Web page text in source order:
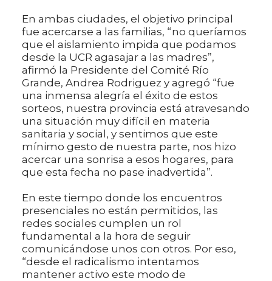
En ambas ciudades, el objetivo principal
fue acercarse a las familias, “no queríamos
que el aislamiento impida que podamos
desde la UCR agasajar a las madres”,
afirmó la Presidente del Comité Río
Grande, Andrea Rodriguez y agregó “fue
una inmensa alegría el éxito de estos
sorteos, nuestra provincia está atravesando
una situación muy difícil en materia
sanitaria y social, y sentimos que este
mínimo gesto de nuestra parte, nos hizo
acercar una sonrisa a esos hogares, para
que esta fecha no pase inadvertida”.
En este tiempo donde los encuentros
presenciales no están permitidos, las
redes sociales cumplen un rol
fundamental a la hora de seguir
comunicándose unos con otros. Por eso,
“desde el radicalismo intentamos
mantener activo este modo de